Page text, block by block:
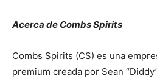
Acerca de Combs Spirits
Combs Spirits (CS) es una
premium creada por Sean